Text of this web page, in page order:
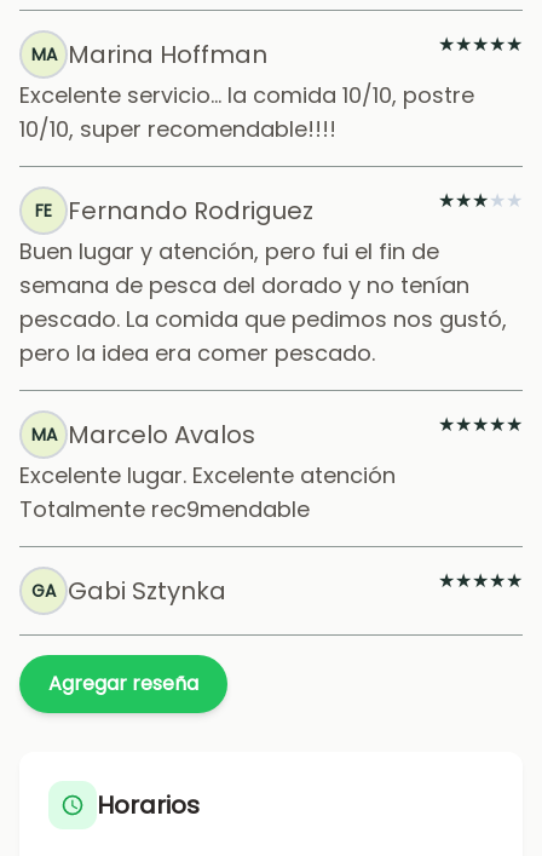
MA Marina Hoffman ★★★★★
Excelente servicio... la comida 10/10, postre
10/10, super recomendable!!!!
FE Fernando Rodriguez ★★★★★
Buen lugar y atención, pero fui el fin de
semana de pesca del dorado y no tenían
pescado. La comida que pedimos nos gustó,
pero la idea era comer pescado.
MA Marcelo Avalos ★★★★★
Excelente lugar. Excelente atención
Totalmente rec9mendable
GA Gabi Sztynka ★★★★★
Agregar reseña
Horarios